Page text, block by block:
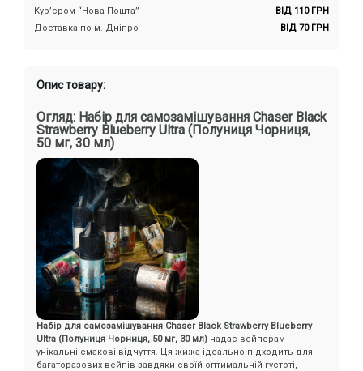
Кур’єром “Нова Пошта”
ВІД 110 ГРН
Доставка по м. Дніпро
ВІД 70 ГРН
Опис товару:
Огляд: Набір для самозамішування Chaser Black
Strawberry Blueberry Ultra (Полуниця Чорниця,
50 мг, 30 мл)
Набір для самозамішування Chaser Black Strawberry Blueberry
Ultra (Полуниця Чорниця, 50 мг, 30 мл) надає вейперам
унікальні смакові відчуття. Ця жижа ідеально підходить для
багаторазових вейпів завдяки своїй оптимальній густоті,